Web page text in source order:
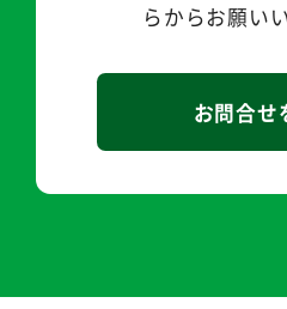
らからお願い
お問合せ
、リ